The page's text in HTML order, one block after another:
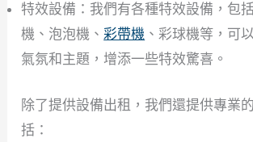
特效設備：我們有各種特效設備，包
機、泡泡機、彩帶機 、彩球機等，可
氣氛和主題，增添一些特效驚喜。
除了提供設備出租，我們還提供專業
括：